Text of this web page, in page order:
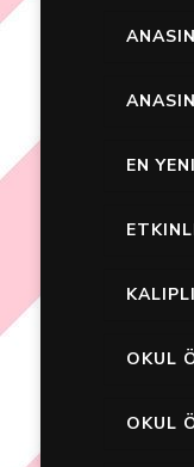
EN
OKUL
OKUL